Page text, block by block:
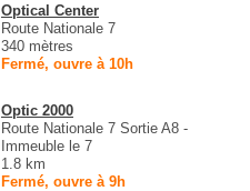
Optical Center
Route Nationale 7
340 mètres
Fermé, ouvre à 10h
Optic 2000
Route Nationale 7 Sortie A8 -
Immeuble le 7
1.8 km
Fermé, ouvre à 9h